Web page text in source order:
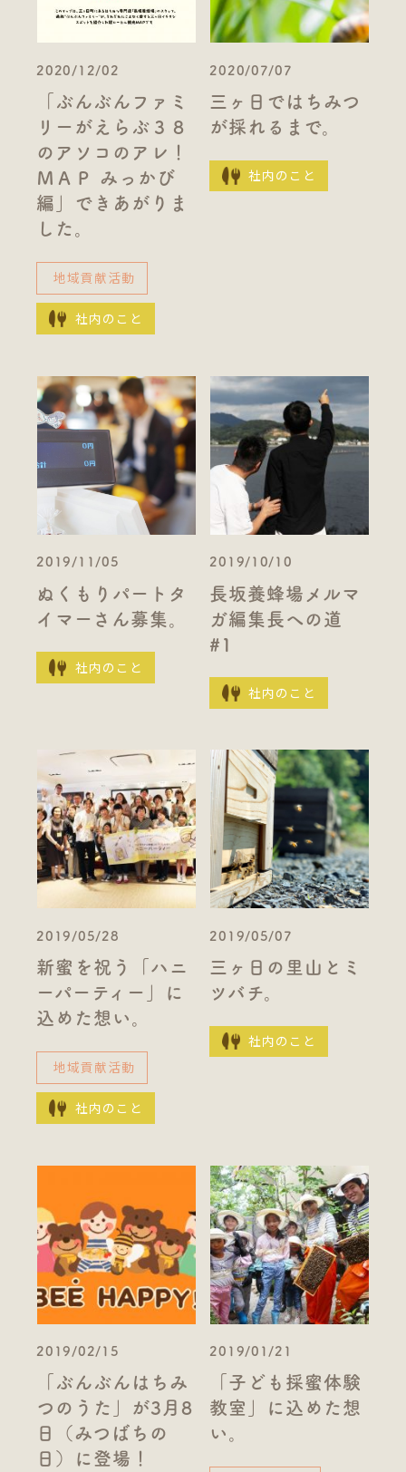
2020/12/02
「ぶんぶんファミ
リーがえらぶ３８
のアソコのアレ！
ＭＡＰ みっかび
編」できあがりま
した。
地域貢献活動
社内のこと
2020/07/07
三ヶ日ではちみつ
が採れるまで。
社内のこと
2019/11/05
ぬくもりパートタ
イマーさん募集。
社内のこと
2019/10/10
長坂養蜂場メルマ
ガ編集長への道
#1
社内のこと
2019/05/28
新蜜を祝う「ハニ
ーパーティー」に
込めた想い。
地域貢献活動
社内のこと
2019/05/07
三ヶ日の里山とミ
ツバチ。
社内のこと
2019/02/15
「ぶんぶんはちみ
つのうた」が3月8
日（みつばちの
日）に登場！
2019/01/21
「子ども採蜜体験
教室」に込めた想
い。